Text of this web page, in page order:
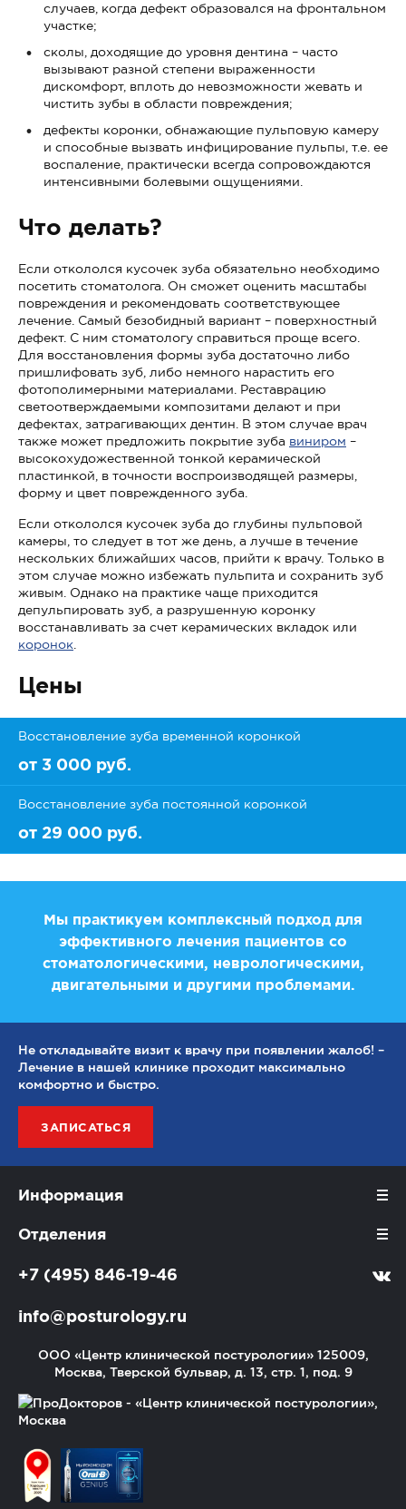
случаев, когда дефект образовался на фронтальном
участке;
сколы, доходящие до уровня дентина – часто
вызывают разной степени выраженности
дискомфорт, вплоть до невозможности жевать и
чистить зубы в области повреждения;
дефекты коронки, обнажающие пульповую камеру
и способные вызвать инфицирование пульпы, т.е. ее
воспаление, практически всегда сопровождаются
интенсивными болевыми ощущениями.
Что делать?
Если откололся кусочек зуба обязательно необходимо
посетить стоматолога. Он сможет оценить масштабы
повреждения и рекомендовать соответствующее
лечение. Самый безобидный вариант – поверхностный
дефект. С ним стоматологу справиться проще всего.
Для восстановления формы зуба достаточно либо
пришлифовать зуб, либо немного нарастить его
фотополимерными материалами. Реставрацию
светоотверждаемыми композитами делают и при
дефектах, затрагивающих дентин. В этом случае врач
также может предложить покрытие зуба виниром –
высокохудожественной тонкой керамической
пластинкой, в точности воспроизводящей размеры,
форму и цвет поврежденного зуба.
Если откололся кусочек зуба до глубины пульповой
камеры, то следует в тот же день, а лучше в течение
нескольких ближайших часов, прийти к врачу. Только в
этом случае можно избежать пульпита и сохранить зуб
живым. Однако на практике чаще приходится
депульпировать зуб, а разрушенную коронку
восстанавливать за счет керамических вкладок или
коронок
Цены
Восстановление зуба временной коронкой
от 3 000 руб.
Восстановление зуба постоянной коронкой
от 29 000 руб.
Мы практикуем комплексный подход для
эффективного лечения пациентов со
стоматологическими, неврологическими,
двигательными и другими проблемами.
Не откладывайте визит к врачу при появлении жалоб! –
Лечение в нашей клинике проходит максимально
комфортно и быстро.
ЗАПИСАТЬСЯ
ООО «Центр клинической постурологии» 125009,
Москва, Тверской бульвар, д. 13, стр. 1, под. 9
Информация
Отделения
+7 (495) 846-19-46
info@posturology.ru